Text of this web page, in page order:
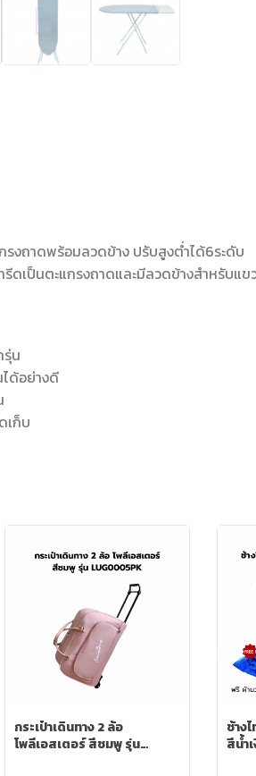
รงถาดพร้อมลวดข้าง ปรับสูงต่ำได้6ระดับ
ดเป็นตะแกรงถาดและมีลวดข้างสำหรับแข
รุ่น
ด้อย่างดี
เก็บ
กระเป๋าเดินทาง 2 ล้อ
โพลีเอสเตอร์ สีชมพู รุ่น
ช้าง
สีน้ำ